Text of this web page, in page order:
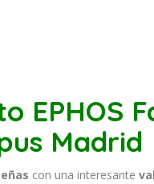
EPHOS
Madrid
con una interesante